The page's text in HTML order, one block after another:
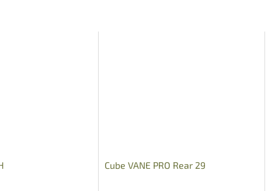
Cube VANE PRO Rear 29